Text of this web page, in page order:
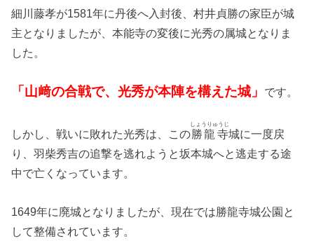
細川藤孝が1581年に丹後へ入封後、村井貞勝の家臣が城
主となりましたが、本能寺の変後に光秀の属城となりま
した。
「山﨑の合戦で、光秀が本陣を構えた城」 です。
しかし、戦いに敗れた光秀は、この勝龍寺
しょうりゅうじ
城に一度戻
り、羽柴秀吉の追撃を逃れようと坂本城へと逃走する途
中で亡くなっています。
1649年に廃城となりましたが、現在では勝龍寺城公園と
して整備されています。